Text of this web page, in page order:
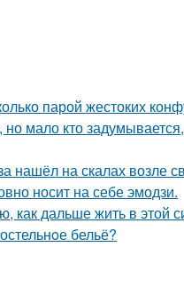
парой жестоких
мало кто
нашёл на скалах возле
носит на себе эмодзи.
как дальше жить в этой
бельё?